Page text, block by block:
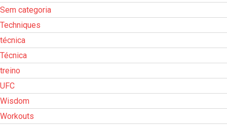
Sem categoria
Techniques
técnica
Técnica
treino
UFC
Wisdom
Workouts